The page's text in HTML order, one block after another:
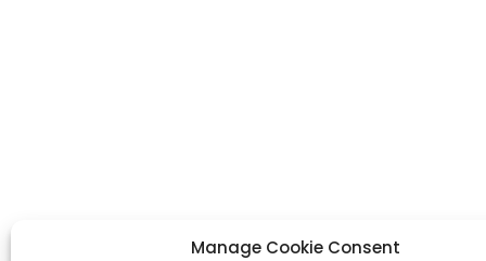
kożmetiċi.Manage Cookie Consent